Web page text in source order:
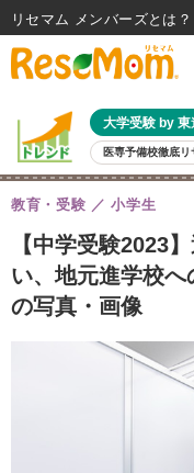
大学受験 by 東
医専予備校徹底リ
親子で考える大学選び 高校
共通テスト 夏休み
8月開催イベント・WS 全国
自由研究教材（小学生向け）
【中学受験2023
い、地元進学校
の写真・画像
教育・受験 小学生
リセマム メンバーズ